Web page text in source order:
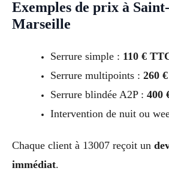
Exemples de prix à
Marseille
Serrure simple : 110 €
Serrure multipoints : 260
Serrure blindée A2P : 400
Intervention de nuit ou
Chaque client à 13007 reçoit un
immédiat.